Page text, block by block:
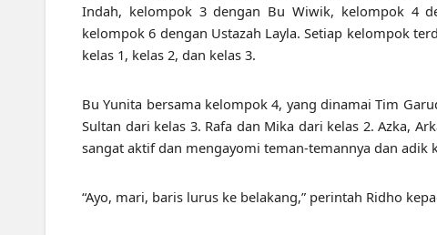
Indah, kelompok 3 dengan Bu Wiwik, kelompok 4
kelompok 6 dengan Ustazah Layla. Setiap kelompok
kelas 1, kelas 2, dan kelas 3.
Bu Yunita bersama kelompok 4, yang dinamai Tim
Sultan dari kelas 3. Rafa dan Mika dari kelas 2. Azka,
sangat aktif dan mengayomi teman-temannya dan adik
“Ayo, mari, baris lurus ke belakang,” perintah Ridho